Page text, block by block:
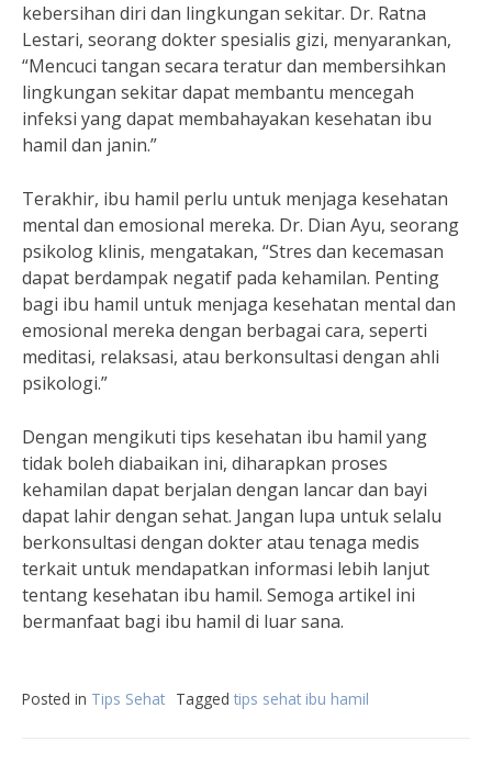
kebersihan diri dan lingkungan sekitar. Dr. Ratna
Lestari, seorang dokter spesialis gizi, menyarankan,
“Mencuci tangan secara teratur dan membersihkan
lingkungan sekitar dapat membantu mencegah
infeksi yang dapat membahayakan kesehatan ibu
hamil dan janin.”
Terakhir, ibu hamil perlu untuk menjaga kesehatan
mental dan emosional mereka. Dr. Dian Ayu, seorang
psikolog klinis, mengatakan, “Stres dan kecemasan
dapat berdampak negatif pada kehamilan. Penting
bagi ibu hamil untuk menjaga kesehatan mental dan
emosional mereka dengan berbagai cara, seperti
meditasi, relaksasi, atau berkonsultasi dengan ahli
psikologi.”
Dengan mengikuti tips kesehatan ibu hamil yang
tidak boleh diabaikan ini, diharapkan proses
kehamilan dapat berjalan dengan lancar dan bayi
dapat lahir dengan sehat. Jangan lupa untuk selalu
berkonsultasi dengan dokter atau tenaga medis
terkait untuk mendapatkan informasi lebih lanjut
tentang kesehatan ibu hamil. Semoga artikel ini
bermanfaat bagi ibu hamil di luar sana.
Posted in Tips Sehat Tagged tips sehat ibu hamil